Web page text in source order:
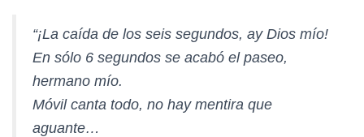
“¡La caída de los seis segundos, ay Dios mío!
En sólo 6 segundos se acabó el paseo,
hermano mío.
Móvil canta todo, no hay mentira que
aguante…